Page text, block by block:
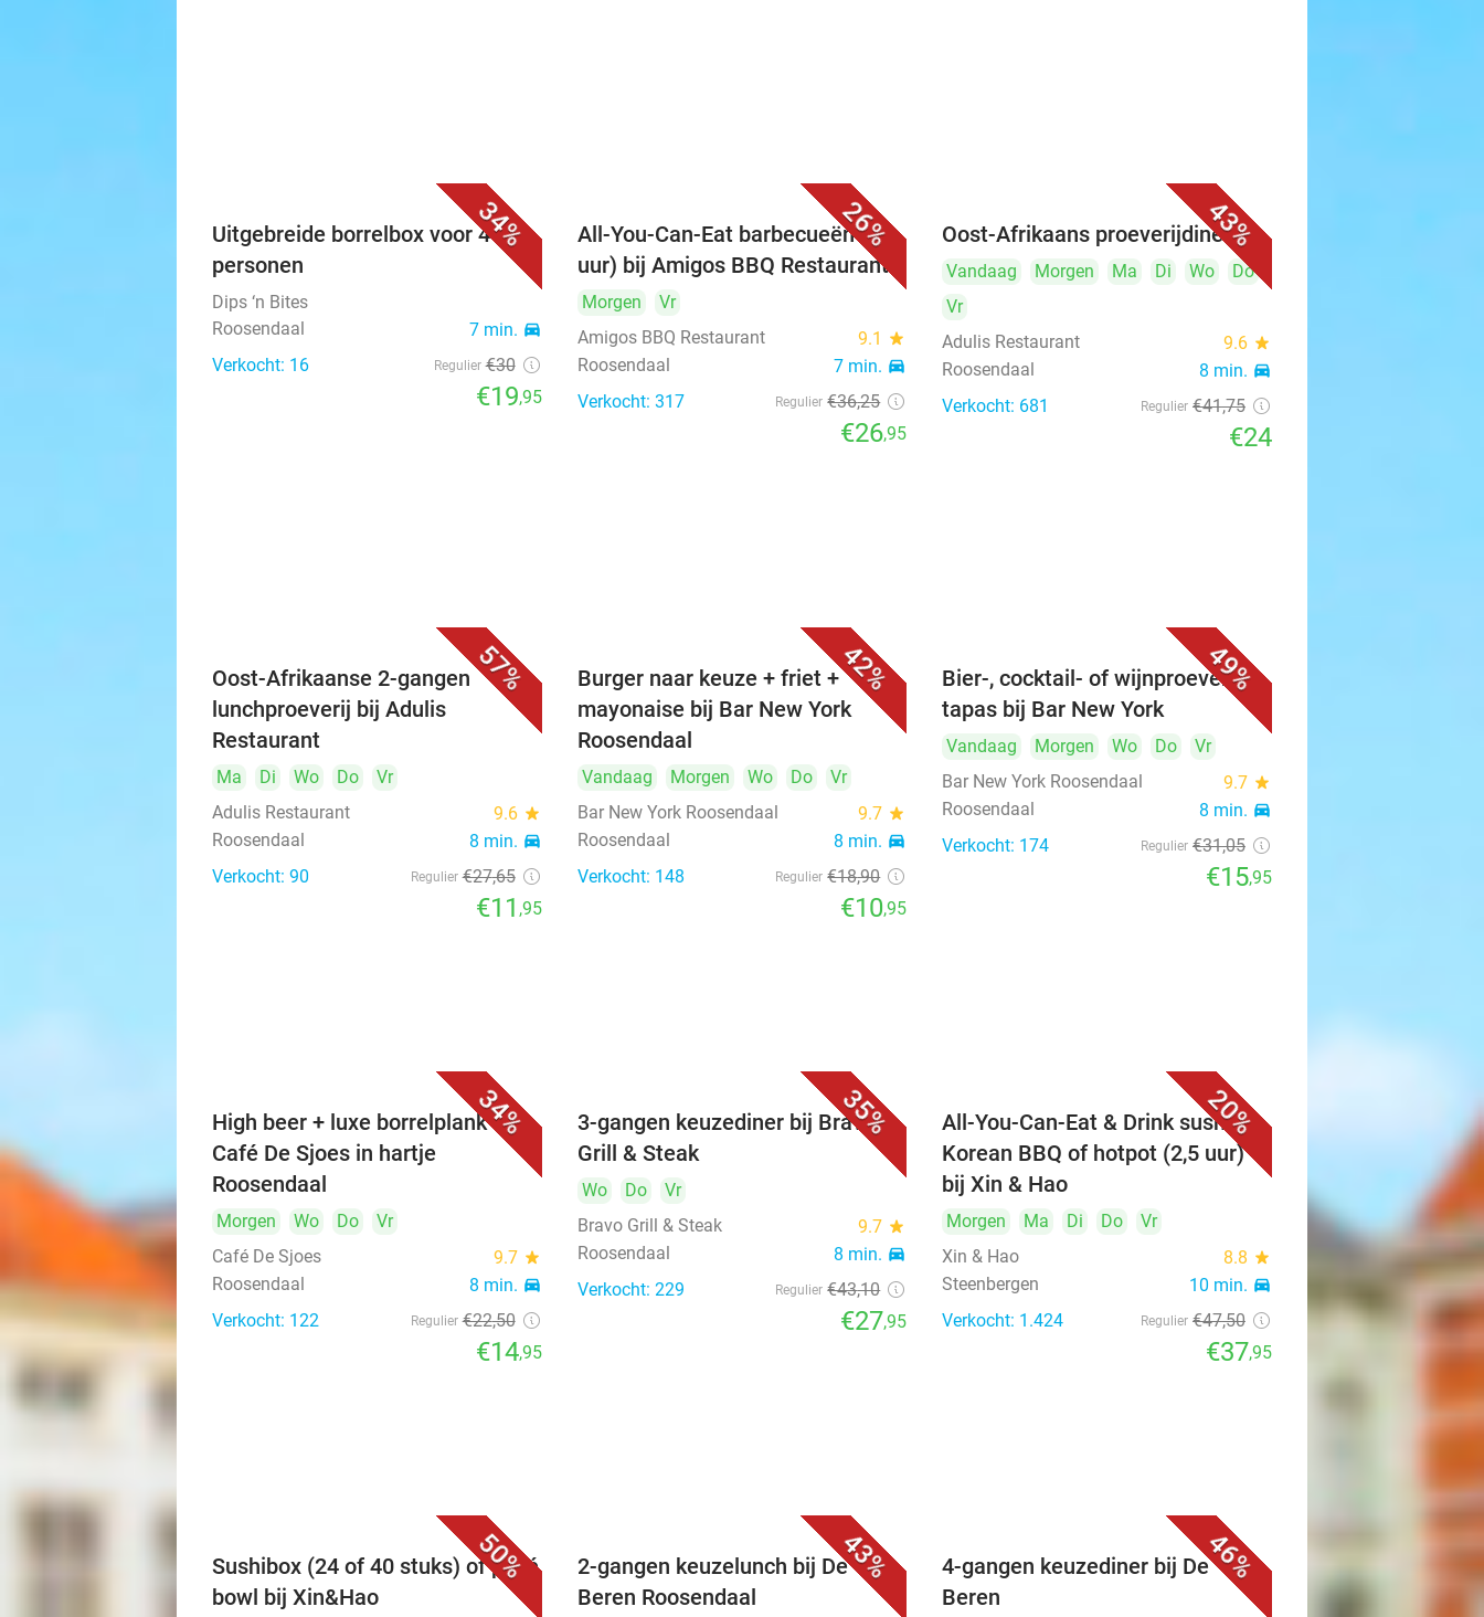
34%
Uitgebreide borrelbox voor 4
personen
Dips ‘n Bites
Roosendaal
7 min. directions_car
Verkocht: 16 Regulier €30
€19,95
26%
All-You-Can-Eat barbecueën (3
uur) bij Amigos BBQ Restaurant
Morgen
Vr
Amigos BBQ Restaurant
9.1 star
Roosendaal 7 min. directions_car
Verkocht: 317 Regulier €36,25
€26,95
43%
Oost-Afrikaans proeverijdiner
Vandaag Morgen Ma Di Wo
Do
Vr
Adulis Restaurant
9.6 star
Roosendaal 8 min. directions_car
Verkocht: 681 Regulier €41,75
€24
57%
Oost-Afrikaanse 2-gangen
lunchproeverij bij Adulis
Restaurant
Ma Di Wo Do
Vr
Adulis Restaurant
9.6 star
Roosendaal 8 min. directions_car
Verkocht: 90 Regulier €27,65
€11 ,95
42%
Burger naar keuze + friet +
mayonaise bij Bar New York
Roosendaal
Vandaag Morgen Wo Do
Vr
Bar New York Roosendaal
9.7 star
Roosendaal 8 min. directions_car
Verkocht: 148 Regulier €18,90
€10,95
49%
Bier-, cocktail- of wijnproeverij +
tapas bij Bar New York
Vandaag Morgen Wo Do
Vr
Bar New York Roosendaal
9.7 star
Roosendaal 8 min. directions_car
Verkocht: 174 Regulier €31,05
€15,95
34%
High beer + luxe borrelplank bij
Café De Sjoes in hartje
Roosendaal
Morgen Wo Do
Vr
Café De Sjoes
9.7 star
Roosendaal 8 min. directions_car
Verkocht: 122 Regulier €22,50
€14,95
35%
3-gangen keuzediner bij Bravo
Grill & Steak
Wo Do
Vr
Bravo Grill & Steak
9.7 star
Roosendaal 8 min. directions_car
Verkocht: 229 Regulier €43,10
€27,95
20%
All-You-Can-Eat & Drink sushi en
Korean BBQ of hotpot (2,5 uur)
bij Xin & Hao
Morgen Ma Di Do
Vr
Xin & Hao
8.8 star
Steenbergen 10 min. directions_car
Verkocht: 1.424 Regulier €47,50
€37,95
50%
Sushibox (24 of 40 stuks) of poké
bowl bij Xin&Hao
43%
2-gangen keuzelunch bij De
Beren Roosendaal
46%
4-gangen keuzediner bij De
Beren